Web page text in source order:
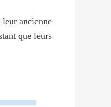
ancienne
que leurs